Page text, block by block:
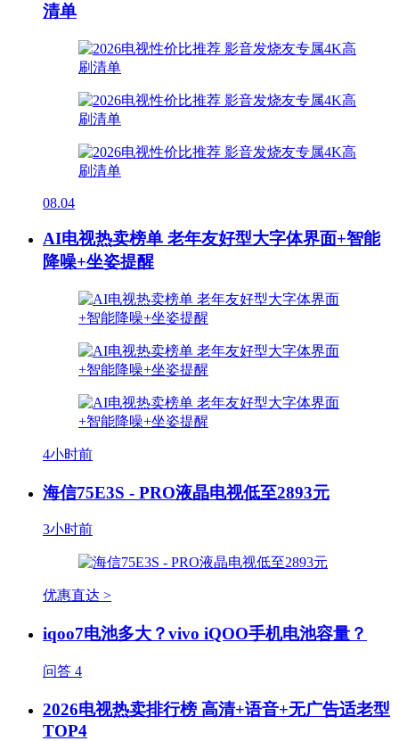
清单
08.04
AI电视热卖榜单 老年友好型大字体界面+智能
降噪+坐姿提醒
4小时前
海信75E3S - PRO液晶电视低至2893元
3小时前
优惠直达 >
iqoo7电池多大？vivo iQOO手机电池容量？
问答 4
2026电视热卖排行榜 高清+语音+无广告适老型
TOP4